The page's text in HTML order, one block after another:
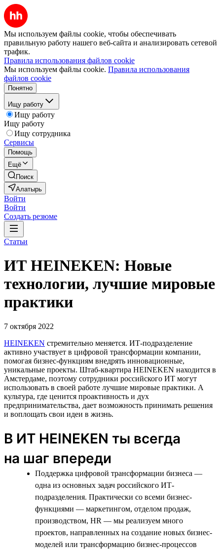
Мы используем файлы cookie, чтобы обеспечивать
правильную работу нашего веб-сайта и анализировать сетевой
трафик.
Правила использования файлов cookie
Мы используем файлы cookie. Правила использования
файлов cookie
Понятно
Ищу работу
Ищу работу
Ищу работу
Ищу сотрудника
Сервисы
Помощь
Ещё
Поиск
Алатырь
Войти
Войти
Создать резюме
Статьи
ИТ HEINEKEN: Новые
технологии, лучшие мировые
практики
7 октября 2022
HEINEKEN стремительно меняется. ИТ-подразделение
активно участвует в цифровой трансформации компании,
помогая бизнес-функциям внедрять инновационные,
уникальные проекты. Штаб-квартира HEINEKEN находится в
Амстердаме, поэтому сотрудники российского ИТ могут
использовать в своей работе лучшие мировые практики. А
культура, где ценится проактивность и дух
предпринимательства, дает возможность принимать решения
и воплощать свои идеи в жизнь.
В ИТ HEINEKEN ты всегда
на шаг впереди
Поддержка цифровой трансформации бизнеса —
одна из основных задач российского ИТ-
подразделения. Практически со всеми бизнес-
функциями — маркетингом, отделом продаж,
производством, HR — мы реализуем много
проектов, направленных на создание новых бизнес-
моделей или трансформацию бизнес-процессов